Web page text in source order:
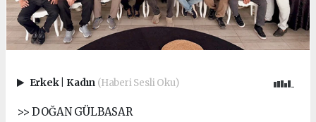
Erkek Kadın (Haberi Sesli Oku)
>> DOĞAN GÜLBASAR